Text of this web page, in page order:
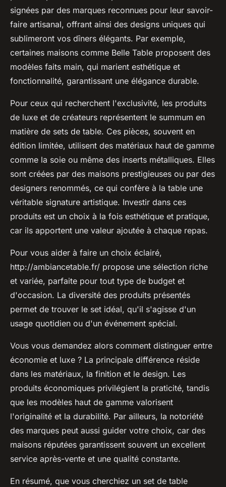
signées par des marques reconnues pour leur savoir-
faire artisanal, offrant ainsi des designs uniques qui
sublimeront vos dîners élégants. Par exemple,
certaines maisons comme Belle Table proposent des
modèles faits main, qui marient esthétique et
fonctionnalité, garantissant une élégance durable.
Pour ceux qui recherchent l'exclusivité, les produits
de luxe et de créateurs représentent le summum en
matière de sets de table. Ces pièces, souvent en
édition limitée, utilisent des matériaux haut de gamme
comme la soie ou même des inserts métalliques. Elles
sont créées par des maisons prestigieuses ou par des
designers renommés, ce qui confère à la table une
véritable signature artistique. Investir dans ces
produits est un choix à la fois esthétique et pratique,
car ils apportent une valeur ajoutée à chaque repas.
Pour vous aider à faire un choix éclairé,
http://ambiancetable.fr/ propose une sélection riche
et variée, parfaite pour tout type de budget et
d'occasion. La diversité des produits présentés
permet de trouver le set idéal, qu'il s'agisse d'un
usage quotidien ou d'un événement spécial.
Vous vous demandez alors comment distinguer entre
économie et luxe ? La principale différence réside
dans les matériaux, la finition et le design. Les
produits économiques privilégient la praticité, tandis
que les modèles haut de gamme valorisent
l'originalité et la durabilité. Par ailleurs, la notoriété
des marques peut aussi guider votre choix, car des
maisons réputées garantissent souvent un excellent
service après-vente et une qualité constante.
En résumé, que vous cherchiez un set de table